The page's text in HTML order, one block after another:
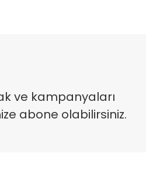
ve kampanyaları
abone olabilirsiniz.